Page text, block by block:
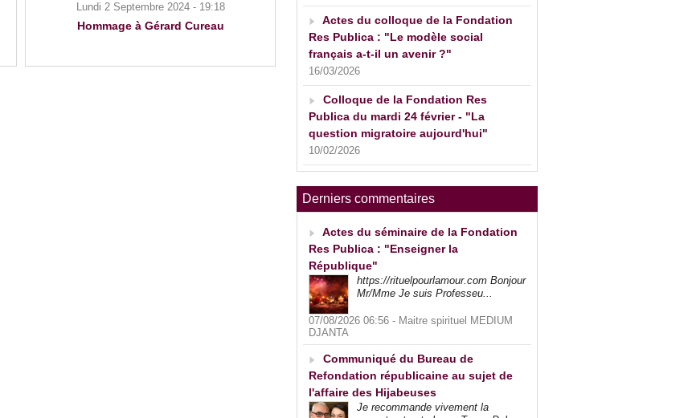
Lundi 2 Septembre 2024 - 19:18
Hommage à Gérard Cureau
Actes du colloque de la Fondation
Res Publica : "Le modèle social
français a-t-il un avenir ?"
16/03/2026
Colloque de la Fondation Res
Publica du mardi 24 février - "La
question migratoire aujourd'hui"
10/02/2026
Derniers commentaires
Actes du séminaire de la Fondation
Res Publica : "Enseigner la
République"
https://rituelpourlamour.com Bonjour
Mr/Mme Je suis Professeu...
07/08/2026 06:56 - Maitre spirituel MEDIUM
DJANTA
Communiqué du Bureau de
Refondation républicaine au sujet de
l'affaire des Hijabeuses
Je recommande vivement la